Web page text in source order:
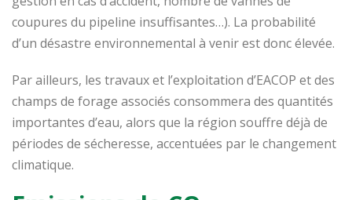
coupures du pipeline insuffisantes…). La probabilité
d’un désastre environnemental à venir est donc élevée.
Par ailleurs, les travaux et l’exploitation d’EACOP et des
champs de forage associés consommera des quantités
importantes d’eau, alors que la région souffre déjà de
périodes de sécheresse, accentuées par le changement
climatique.